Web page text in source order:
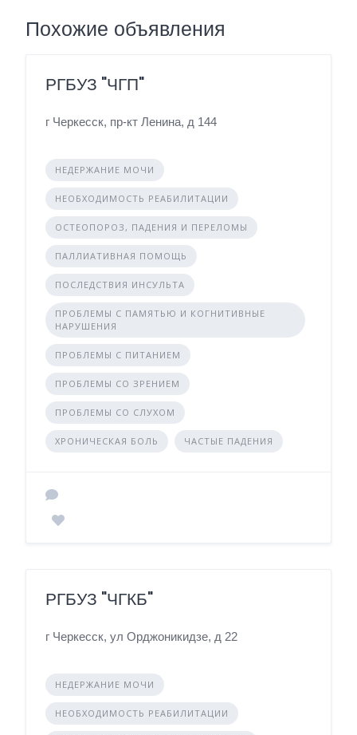
Похожие объявления
РГБУЗ "ЧГП"
г Черкесск, пр-кт Ленина, д 144
НЕДЕРЖАНИЕ МОЧИ
НЕОБХОДИМОСТЬ РЕАБИЛИТАЦИИ
ОСТЕОПОРОЗ, ПАДЕНИЯ И ПЕРЕЛОМЫ
ПАЛЛИАТИВНАЯ ПОМОЩЬ
ПОСЛЕДСТВИЯ ИНСУЛЬТА
ПРОБЛЕМЫ С ПАМЯТЬЮ И КОГНИТИВНЫЕ
НАРУШЕНИЯ
ПРОБЛЕМЫ С ПИТАНИЕМ
ПРОБЛЕМЫ СО ЗРЕНИЕМ
ПРОБЛЕМЫ СО СЛУХОМ
ХРОНИЧЕСКАЯ БОЛЬ ЧАСТЫЕ ПАДЕНИЯ
РГБУЗ "ЧГКБ"
г Черкесск, ул Орджоникидзе, д 22
НЕДЕРЖАНИЕ МОЧИ
НЕОБХОДИМОСТЬ РЕАБИЛИТАЦИИ